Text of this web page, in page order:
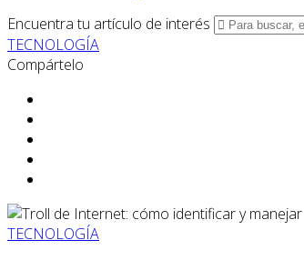
Encuentra tu artículo de interés
TECNOLOGÍA
Compártelo
TECNOLOGÍA